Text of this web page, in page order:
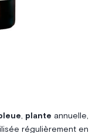
, plante annuelle,
régulièrement en